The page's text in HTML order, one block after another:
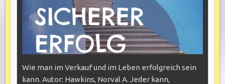
Wie man im Verkauf und im Leben erfolgreich sein
kann. Autor: Hawkins, Norval A. Jeder kann,